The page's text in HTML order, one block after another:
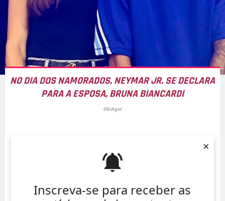
Inscreva-se para receber as
×
NO DIA DOS NAMORADOS, NEYMAR JR. SE DECLARA
PARA A ESPOSA, BRUNA BIANCARDI
06/Ago/